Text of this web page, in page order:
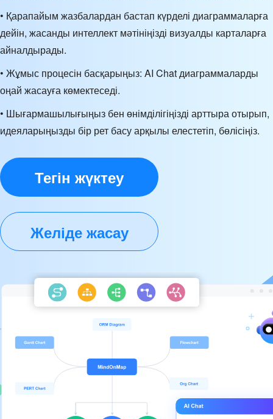
• Қарапайым жазбалардан бастап күрделі диаграммаларға
дейін, жасанды интеллект мәтініңізді визуалды карталарға
айналдырады.
• Жұмыс процесін басқарыңыз: AI Chat диаграммаларды
оңай жасауға көмектеседі.
• Шығармашылығыңыз бен өнімділігіңізді арттыра отырып,
идеяларыңызды бір рет басу арқылы елестетіп, бөлісіңіз.
Тегін жүктеу
Желіде жасау